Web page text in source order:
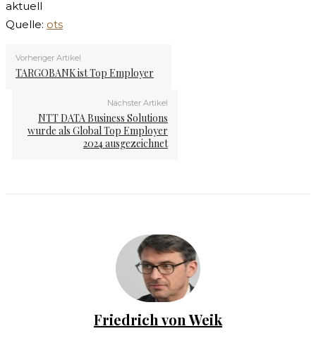
aktuell
Quelle: ots
Vorheriger Artikel
TARGOBANK ist Top Employer
Nächster Artikel
NTT DATA Business Solutions
wurde als Global Top Employer
2024 ausgezeichnet
Friedrich von Weik